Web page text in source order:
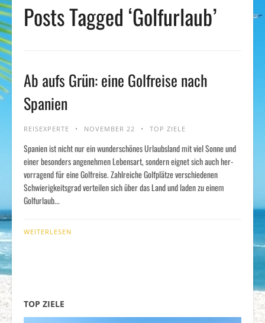
Posts Tagged ‘Golfurlaub’
Ab aufs Grün: eine Golfreise nach
Spanien
REISEXPERTE NOVEMBER 22 TOP ZIELE
Spanien ist nicht nur ein wunderschönes Ur­laubsland mit viel Sonne und
einer be­son­ders ange­nehm­en Lebensart, sondern eignet sich auch her­
vor­ragend für eine Golf­reise. Zahlreiche Golfplätze verschie­den­en
Schwierigkeits­grad verteilen sich über das Land und laden zu einem
Golfurlaub...
WEITERLESEN
TOP ZIELE